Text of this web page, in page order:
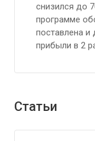
снизился до
программе
поставлена и
прибыли в 2
Статьи